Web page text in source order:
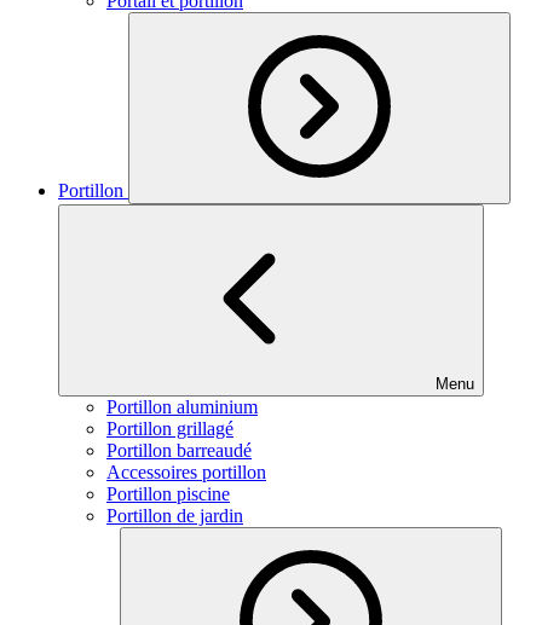
Portillon
Menu
Portillon aluminium
Portillon grillagé
Portillon barreaudé
Accessoires portillon
Portillon piscine
Portillon de jardin